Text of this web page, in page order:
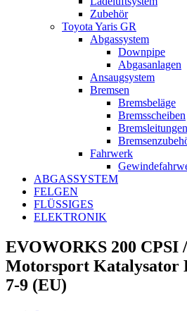
Zubehör
Toyota Yaris GR
Abgassystem
Downpipe
Abgasanlagen
Ansaugsystem
Bremsen
Bremsbeläge
Bremsscheiben
Bremsleitungen
Fahrwerk
ABGASSYSTEM
FELGEN
FLÜSSIGES
ELEKTRONIK
EVOWORKS 200 CPSI
Motorsport Katalysator
7-9 (EU)